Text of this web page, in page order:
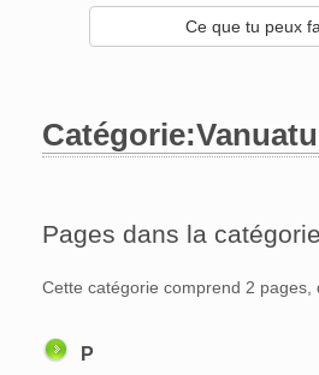
Ce que tu peux
Catégorie:Vanuatu
Pages dans la
Cette catégorie comprend 2 pages,
P